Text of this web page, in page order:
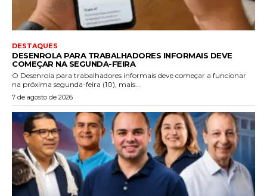
DESTAQUES
DESENROLA PARA TRABALHADORES INFORMAIS DEVE
COMEÇAR NA SEGUNDA-FEIRA
O Desenrola para trabalhadores informais deve começar a funcionar
na próxima segunda-feira (10), mais...
7 de agosto de 2026